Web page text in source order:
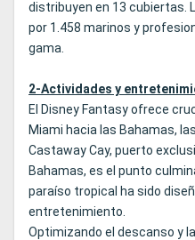
distribuyen en 13 cubiertas.
por 1.458 marinos y
gama.
2-Actividades y
El Disney Fantasy ofrece
Miami hacia las Bahamas,
Castaway Cay, puerto
Bahamas, es el punto
paraíso tropical ha sido
entretenimiento.
Optimizando el descanso y